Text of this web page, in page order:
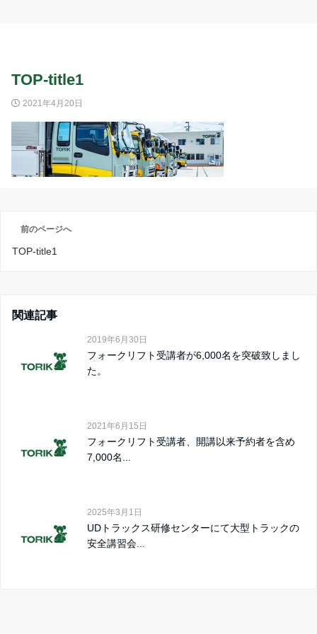
TOP-title1
2021年4月20日
前のページへ
TOP-title1
関連記事
2019年6月30日
フォークリフト受講者が6,000名を突破致しまし
た。
2021年6月15日
フォークリフト受講者、開講以来予約者を含め
7,000名...
2025年3月1日
UDトラックス研修センターにて大型トラックの
安全講習会...